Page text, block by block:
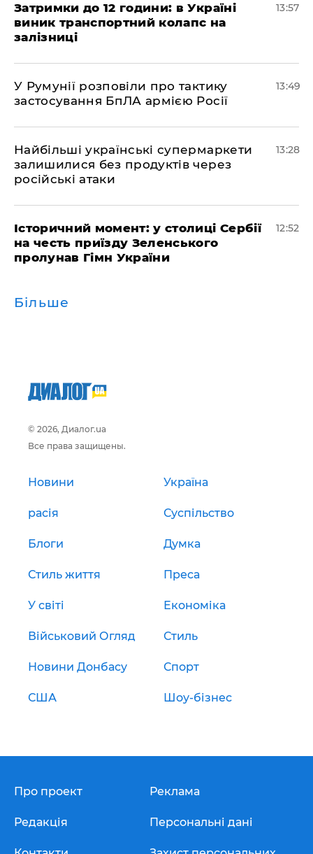
Затримки до 12 години: в Україні
виник транспортний колапс на
залізниці
13:57
У Румунії розповіли про тактику
застосування БпЛА армією Росії
13:49
Найбільші українські супермаркети
залишилися без продуктів через
російські атаки
13:28
Історичний момент: у столиці Сербії
на честь приїзду Зеленського
пролунав Гімн України
12:52
Більше
© 2026, Диалог.ua
Все права защищены.
Новини Україна
расія Суспільство
Блоги Думка
Стиль життя Преса
У світі Економіка
Військовий Огляд Стиль
Новини Донбасу Спорт
США Шоу-бізнес
Про проект
Редакція
Реклама
Персональні дані